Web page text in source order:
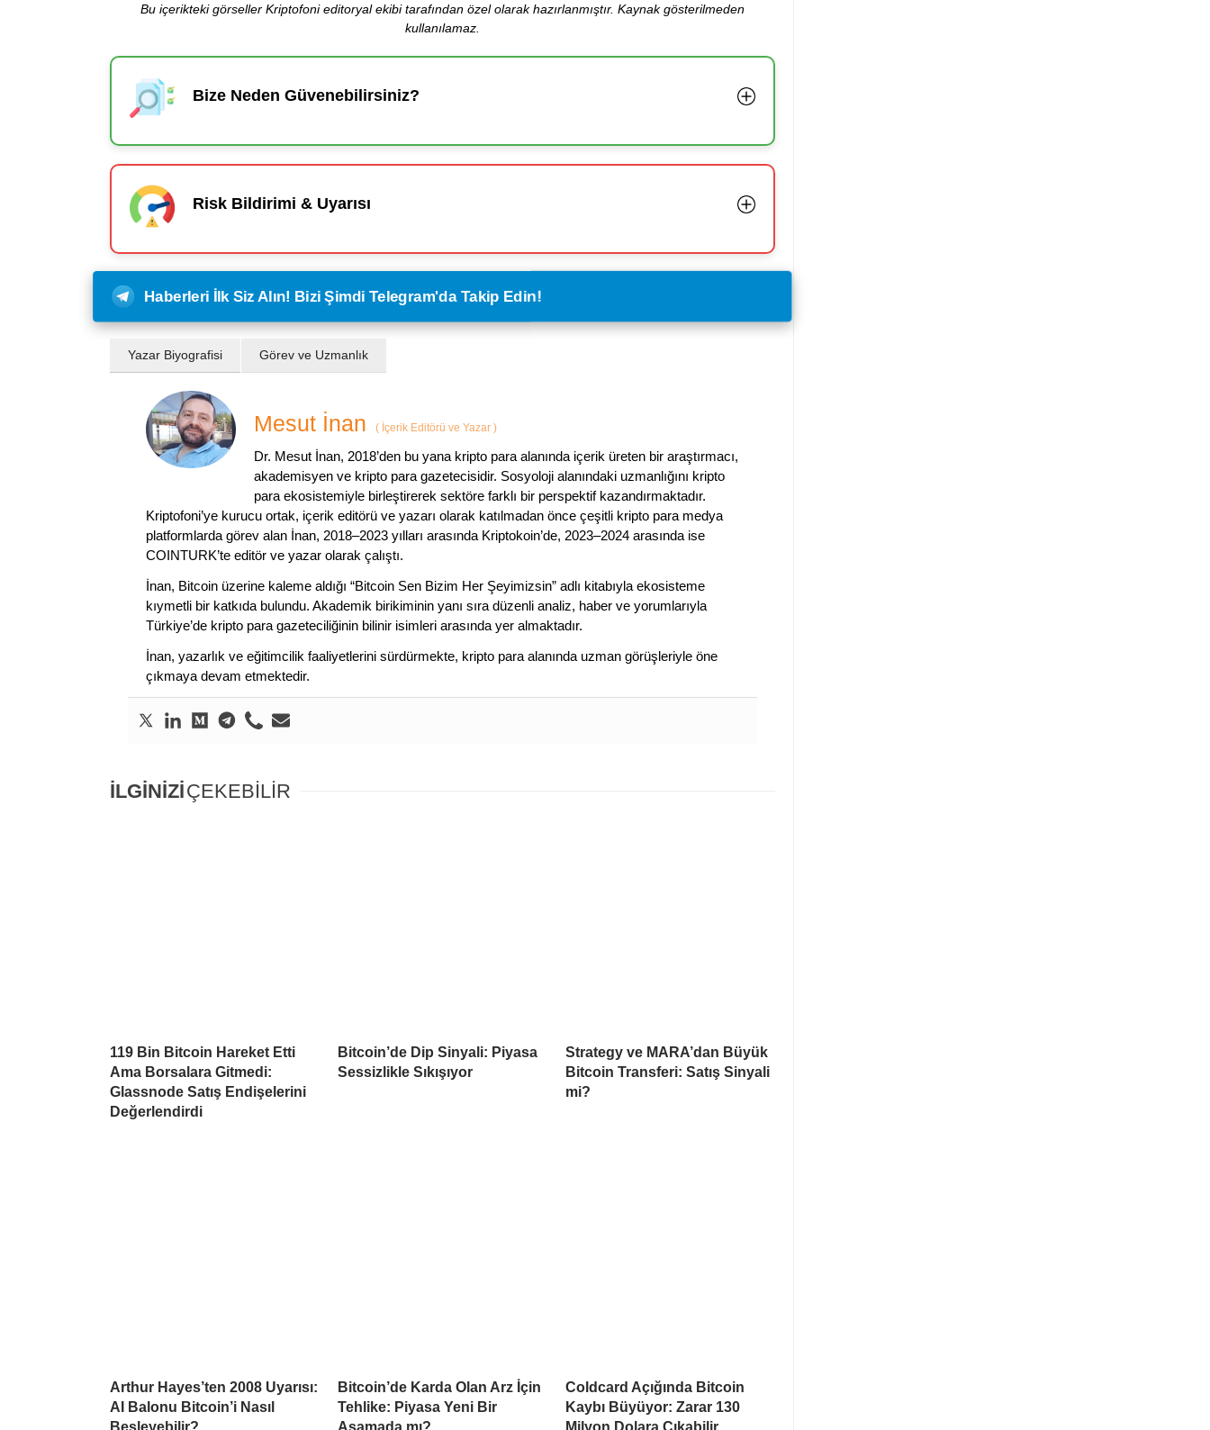
Bu içerikteki görseller Kriptofoni editoryal ekibi tarafından özel olarak hazırlanmıştır. Kaynak gösterilmeden
kullanılamaz.
Bize Neden Güvenebilirsiniz?
Risk Bildirimi & Uyarısı
Haberleri İlk Siz Alın! Bizi Şimdi Telegram'da Takip Edin!
Yazar Biyografisi Görev ve Uzmanlık
Mesut İnan ( İçerik Editörü ve Yazar )
Dr. Mesut İnan, 2018’den bu yana kripto para alanında içerik üreten bir araştırmacı,
akademisyen ve kripto para gazetecisidir. Sosyoloji alanındaki uzmanlığını kripto
para ekosistemiyle birleştirerek sektöre farklı bir perspektif kazandırmaktadır.
Kriptofoni’ye kurucu ortak, içerik editörü ve yazarı olarak katılmadan önce çeşitli kripto para medya
platformlarda görev alan İnan, 2018–2023 yılları arasında Kriptokoin’de, 2023–2024 arasında ise
COINTURK’te editör ve yazar olarak çalıştı.
İnan, Bitcoin üzerine kaleme aldığı “Bitcoin Sen Bizim Her Şeyimizsin” adlı kitabıyla ekosisteme
kıymetli bir katkıda bulundu. Akademik birikiminin yanı sıra düzenli analiz, haber ve yorumlarıyla
Türkiye’de kripto para gazeteciliğinin bilinir isimleri arasında yer almaktadır.
İnan, yazarlık ve eğitimcilik faaliyetlerini sürdürmekte, kripto para alanında uzman görüşleriyle öne
çıkmaya devam etmektedir.
İLGİNİZİÇEKEBİLİR
119 Bin Bitcoin Hareket Etti
Ama Borsalara Gitmedi:
Glassnode Satış Endişelerini
Değerlendirdi
Bitcoin’de Dip Sinyali: Piyasa
Sessizlikle Sıkışıyor
Strategy ve MARA’dan Büyük
Bitcoin Transferi: Satış Sinyali
mi?
Arthur Hayes’ten 2008 Uyarısı:
AI Balonu Bitcoin’i Nasıl
Besleyebilir?
Bitcoin’de Karda Olan Arz İçin
Tehlike: Piyasa Yeni Bir
Aşamada mı?
Coldcard Açığında Bitcoin
Kaybı Büyüyor: Zarar 130
Milyon Dolara Çıkabilir